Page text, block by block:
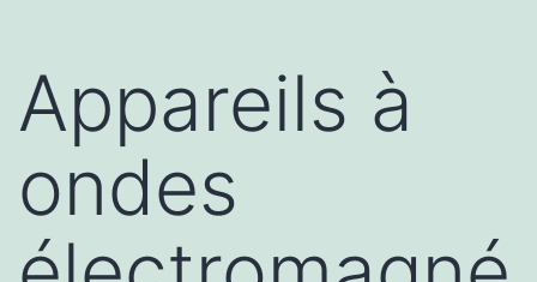
Appareils à
ondes